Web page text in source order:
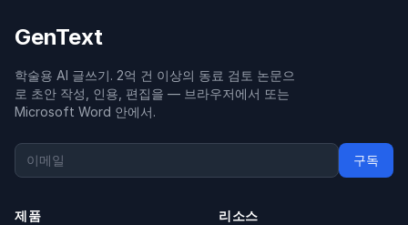
GenText
학술용 AI 글쓰기. 2억 건 이상의 동료 검토 논문으
로 초안 작성, 인용, 편집을 — 브라우저에서 또는
Microsoft Word 안에서.
구독
제품 리소스